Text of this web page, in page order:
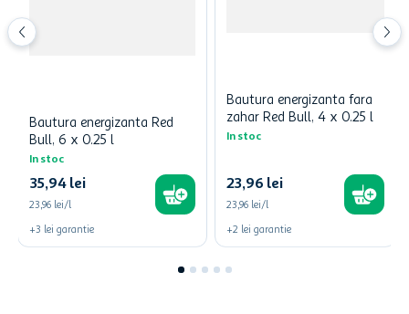
Bautura energizanta Red
Bull, 6 x 0.25 l
In stoc
35,94 lei
23,96 lei/l
+3 lei garantie
Bautura energizanta fara
zahar Red Bull, 4 x 0.25 l
In stoc
23,96 lei
23,96 lei/l
+2 lei garantie